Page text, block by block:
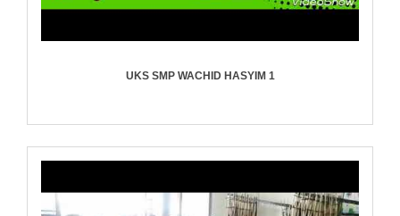
UKS SMP WACHID HASYIM 1